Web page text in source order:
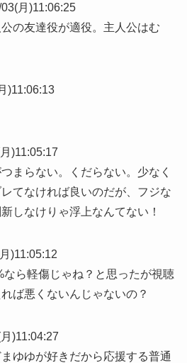
月)11:06:25
の友達役が適役。主人公はむ
)11:06:13
)11:05:17
まらない。くだらない。少なく
てなければ良いのだが、フジな
しなけりゃ浮上なんてない！
)11:05:12
なら軽傷じゃね？と思ったが視聴
ば悪くないんじゃないの？
)11:04:27
ゆゆが好きだから応援する普通